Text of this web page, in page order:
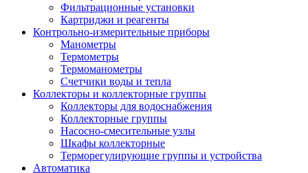
Фильтрационные установки
Картриджи и реагенты
Контрольно-измерительные приборы
Манометры
Термометры
Термоманометры
Счетчики воды и тепла
Коллекторы и коллекторные группы
Коллекторы для водоснабжения
Коллекторные группы
Насосно-смесительные узлы
Шкафы коллекторные
Терморегулирующие группы и устройства
Автоматика